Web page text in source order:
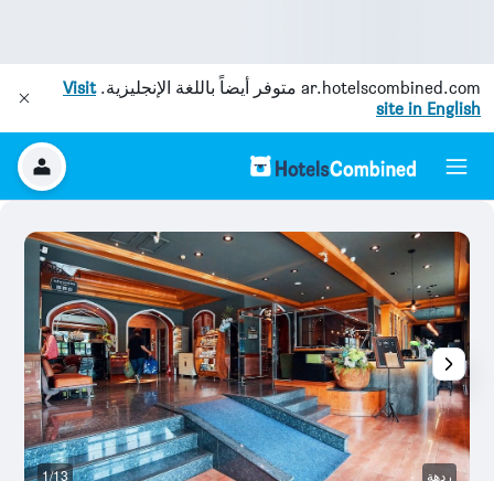
ar.hotelscombined.com متوفر أيضاً باللغة الإنجليزية.Visit
site in English
ردهة 1/13